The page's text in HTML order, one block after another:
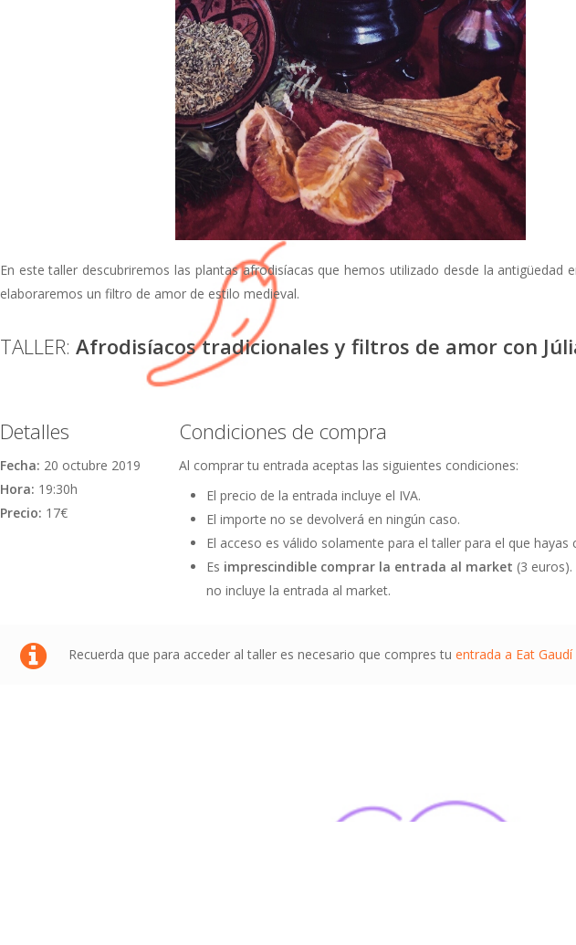
En este taller descubriremos las plantas afrodisíacas que hemos utilizado desde la antigüedad
elaboraremos un filtro de amor de estilo medieval.
TALLER: Afrodisíacos tradicionales y filtros de amor con
Detalles
Fecha: 20 octubre 2019
Hora: 19:30h
Precio: 17€
Condiciones de compra
Al comprar tu entrada aceptas las siguientes condiciones:
El precio de la entrada incluye el IVA.
El importe no se devolverá en ningún caso.
El acceso es válido solamente para el taller para el que hayas
Es imprescindible comprar la entrada al market (3
no incluye la entrada al market.
Recuerda que para acceder al taller es necesario que compres tu entrada a Eat Gaudí